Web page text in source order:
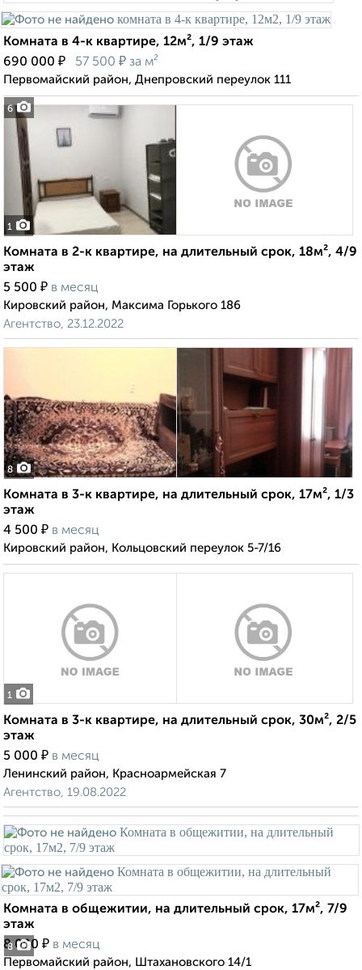
6
Комната в 4-к квартире, 12м², 1/9 этаж
690 000 ₽ 57 500 ₽ за м²
Первомайский район, Днепровский переулок 111
1
Комната в 2-к квартире, на длительный срок, 18м², 4/9
этаж
5 500 ₽ в месяц
Кировский район, Максима Горького 186
Агентство, 23.12.2022
8
Комната в 3-к квартире, на длительный срок, 17м², 1/3
этаж
4 500 ₽ в месяц
Кировский район, Кольцовский переулок 5-7/16
1
Комната в 3-к квартире, на длительный срок, 30м², 2/5
этаж
5 000 ₽ в месяц
Ленинский район, Красноармейская 7
Агентство, 19.08.2022
8
Комната в общежитии, на длительный срок, 17м², 7/9
этаж
8 000 ₽ в месяц
Первомайский район, Штахановского 14/1